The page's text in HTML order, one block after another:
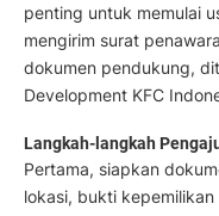
penting untuk memulai
mengirim surat
dokumen pendukung,
Development KFC
Langkah-langkah
Pertama, siapkan
lokasi, bukti